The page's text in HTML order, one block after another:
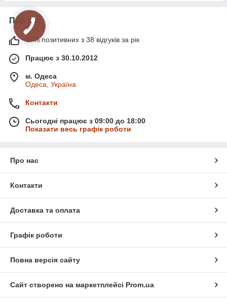
Про нас
97% позитивних з 38 відгуків за рік
Працює з 30.10.2012
м. Одеса
Одеса, Україна
Контакти
Сьогодні працює з 09:00 до 18:00
Показати весь графік роботи
Про нас
Контакти
Доставка та оплата
Графік роботи
Повна версія сайту
Сайт створено на маркетплейсі Prom.ua